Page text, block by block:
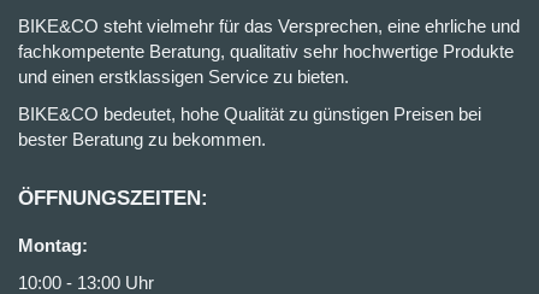
BIKE&CO steht vielmehr für das Versprechen, eine ehrliche und
fachkompetente Beratung, qualitativ sehr hochwertige Produkte
und einen erstklassigen Service zu bieten.
BIKE&CO bedeutet, hohe Qualität zu günstigen Preisen bei
bester Beratung zu bekommen.
ÖFFNUNGSZEITEN:
Montag:
10:00 - 13:00 Uhr